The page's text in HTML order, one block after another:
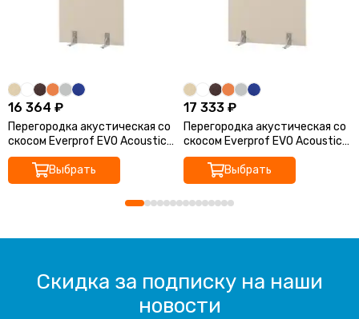
16 364 ₽
Перегородка акустическая со
скосом Everprof EVO Acoustic
на опорах 1000х28х1600
Выбрать
17 333 ₽
Перегородка акустическая со
скосом Everprof EVO Acoustic
на опорах 1200х28х1600
Выбрать
Скидка за подписку на наши
новости